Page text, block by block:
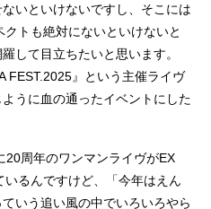
いといけないですし、そこには
トも絶対にないといけないと
して目立ちたいと思います。
FEST.2025』という主催ライヴ
うに血の通ったイベントにした
周年のワンマンライヴがEX
るんですけど、「今年はえん
いう追い風の中でいろいろやら